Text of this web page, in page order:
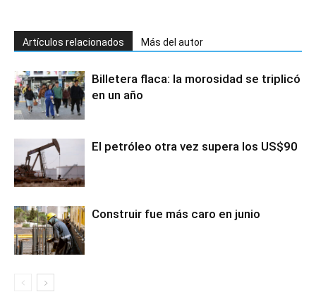
Artículos relacionados Más del autor
Billetera flaca: la morosidad se triplicó
en un año
El petróleo otra vez supera los US$90
Construir fue más caro en junio